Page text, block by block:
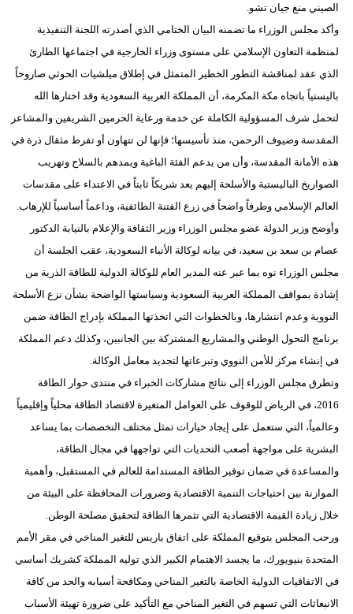
الصيني منغ جيان تشو.
وأكد مجلس الوزراء ما تضمنه البيان الختامي الذي أصدرته اللجنة التنفيذية
لمنظمة التعاون الإسلامي على مستوى وزراء الخارجية في اجتماعها الطارئ
الذي عقد لمناقشة التطور الخطير المتمثل في إطلاق ميلشيات الحوثي صاروخاً
باليستياً باتجاه مكة المكرمة، أن المملكة العربية السعودية وقد اختارها الله
لتحمل شرف المسؤولية الكاملة عن خدمة ورعاية الحرمين الشريفين والمشاعر
المقدسة وضيوف الرحمن، منذ تأسيسها؛ فإنها لن تتهاون أو تفرط مثقال ذرة في
هذه الأمانة المقدسة، وأن من يدعم الفئة الباغية ويمدهم بالسلاح وتهريب
الصواريخ الباليستية والأسلحة إليهم يعد شريكاً ثابتاً في الاعتداء على مقدسات
العالم الإسلامي وطرفاً واضحاً في زرع الفتنة الطائفية، وداعماً أساسياً للإرهاب.
وأوضح وزير الدولة عضو مجلس الوزراء وزير الثقافة والإعلام بالنيابة الدكتور
عصام بن سعد بن سعيد، في بيانه لوكالة الأنباء السعودية، عقب الجلسة أن
مجلس الوزراء نوه بما عبر عنه المدير العام للوكالة الدولية للطاقة الذرية من
إشادة بمواقف المملكة العربية السعودية وسياستها الواضحة بشأن نزع الأسلحة
النووية وعدم انتشارها، وبالخطوات التي اتخذتها المملكة بإدراج الطاقة ضمن
برنامج التحول الوطني والمشاريع المشتركة بين الجانبين، وكذلك دعم المملكة
في إنشاء مركز للأمن النووي وتبرعاتها لتجديد معامل الوكالة.
وتطرق مجلس الوزراء إلى نتائج مشاركات الخبراء في منتدى حوار الطاقة
2016، في الرياض للوقوف على العوامل المتغيرة لاقتصاد الطاقة محلياً وإقليمياً
وعالمياً، التي ستعمل على إيجاد خيارات تمثل مختلف التخصصات بما يساعد
البشرية على مواجهة أصعب التحديات التي تواجهها في مجال الطاقة،
والمساعدة في ضمان توفير الطاقة المستدامة للعالم في المستقبل، وأهمية
الموازنة بين احتياجات التنمية الاقتصادية وضرورات المحافظة على البيئة من
خلال زيادة القيمة الاقتصادية التي تثمرها الطاقة لتحقيق مصلحة الوطن.
ورحب المجلس بتوقيع المملكة على اتفاق باريس للتغير المناخي في مقر الأمم
المتحدة بنيويورك، ما يجسد الاهتمام الكبير الذي توليه المملكة كشريك أساسي
في الاتفاقيات الدولية الخاصة بالتغير المناخي ومكافحة أسبابه والحد من كافة
الانبعاثات التي تسهم في التغير المناخي مع التأكيد على ضرورة تهيئة الأسباب